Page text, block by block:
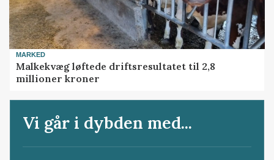
MARKED
Malkekvæg løftede driftsresultatet til 2,8
millioner kroner
Vi går i dybden med...